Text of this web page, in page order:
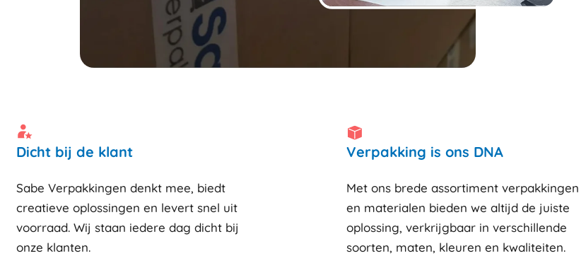
Dicht bij de klant
Sabe Verpakkingen denkt mee, biedt
creatieve oplossingen en levert snel uit
voorraad. Wij staan iedere dag dicht bij
onze klanten
Verpakking is ons DNA
Met ons brede assortiment verpakkingen
en materialen bieden we altijd de juiste
oplossing, verkrijgbaar in verschillende
soorten, maten, kleuren en kwaliteiten.